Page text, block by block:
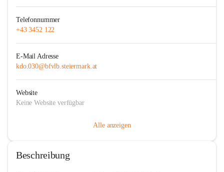
Telefonnummer
+43 3452 122
E-Mail Adresse
kdo.030@bfvlb.steiermark.at
Website
Keine Website verfügbar
Alle anzeigen
Beschreibung